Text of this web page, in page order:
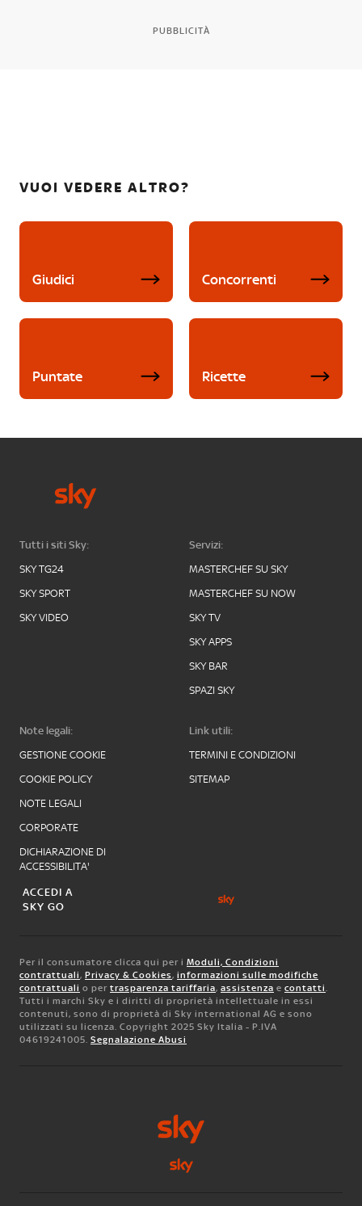
PUBBLICITÀ
VUOI VEDERE ALTRO?
Giudici Concorrenti
Puntate Ricette
Tutti i siti Sky:
SKY TG24
SKY SPORT
SKY VIDEO
Servizi:
MASTERCHEF SU SKY
MASTERCHEF SU NOW
SKY TV
SKY APPS
SKY BAR
SPAZI SKY
Note legali:
GESTIONE COOKIE
COOKIE POLICY
NOTE LEGALI
CORPORATE
DICHIARAZIONE DI
ACCESSIBILITA'
Link utili:
TERMINI E CONDIZIONI
SITEMAP
ACCEDI A
SKY GO
Per il consumatore clicca qui per i Moduli, Condizioni
contrattuali , Privacy & Cookies, informazioni sulle modifiche
contrattuali o per trasparenza tariffaria, assistenza e contatti
Tutti i marchi Sky e i diritti di proprietà intellettuale in essi
contenuti, sono di proprietà di Sky international AG e sono
utilizzati su licenza. Copyright 2025 Sky Italia - P.IVA
04619241005. Segnalazione Abusi